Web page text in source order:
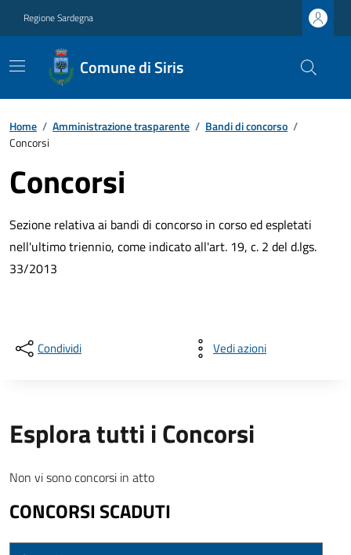
Regione Sardegna
Comune di Siris
Home / Amministrazione trasparente / Bandi di concorso /
Concorsi
Concorsi
Sezione relativa ai bandi di concorso in corso ed espletati
nell'ultimo triennio, come indicato all'art. 19, c. 2 del d.lgs.
33/2013
Condividi Vedi azioni
Esplora tutti i Concorsi
Non vi sono concorsi in atto
CONCORSI SCADUTI